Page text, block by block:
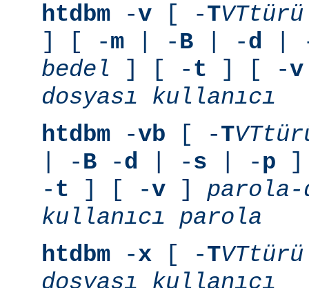
htdbm -v [ -TVTtürü
] [ -m | -B | -d |
bedel ] [ -t ] [ -v
dosyası
kullanıcı
htdbm -vb [ -T
| -B -d | -s | -p ]
-t ] [ -v ] parola-
kullanıcı
parola
htdbm -x [ -TVTtürü
dosyası
kullanıcı